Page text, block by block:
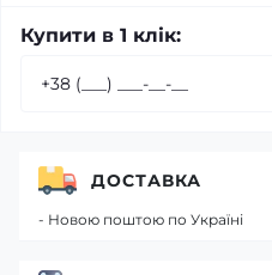
Купити в 1 клік:
ДОСТАВКА
- Новою поштою по Україні